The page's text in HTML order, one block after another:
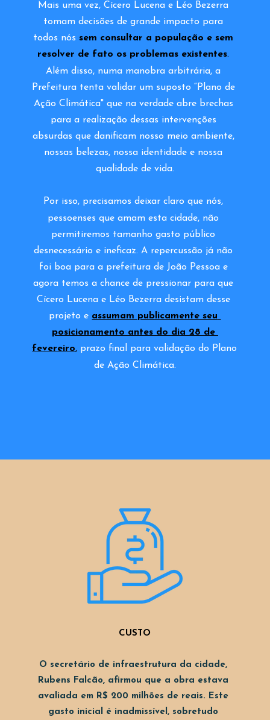
Mais uma vez, Cícero Lucena e Léo Bezerra
tomam decisões de grande impacto para
todos nós sem consultar a população e sem
resolver de fato os problemas existentes.
Além disso, numa manobra arbitrária, a
Prefeitura tenta validar um suposto “Plano de
Ação Climática" que na verdade abre brechas
para a realização dessas intervenções
absurdas que danificam nosso meio ambiente,
nossas belezas, nossa identidade e nossa
qualidade de vida.
Por isso, precisamos deixar claro que nós,
pessoenses que amam esta cidade, não
permitiremos tamanho gasto público
desnecessário e ineficaz. A repercussão já não
foi boa para a prefeitura de João Pessoa e
agora temos a chance de pressionar para que
Cícero Lucena e Léo Bezerra desistam desse
projeto e assumam publicamente seu
posicionamento antes do dia 28 de
fevereiro, prazo final para validação do Plano
de Ação Climática.
CUSTO
O secretário de infraestrutura da cidade,
Rubens Falcão, afirmou que a obra estava
avaliada em R$ 200 milhões de reais. Este
gasto inicial é inadmissível, sobretudo